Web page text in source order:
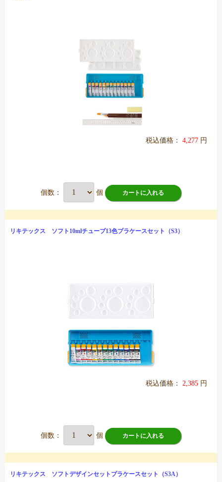
税込価格： 4,277 円
個数： 個 カートに入れる
リキテックス ソフト10mlチューブ13色プラケースセット（S3）
税込価格： 2,385 円
個数： 個 カートに入れる
リキテックス ソフトデザインセットプラケースセット（S3A）